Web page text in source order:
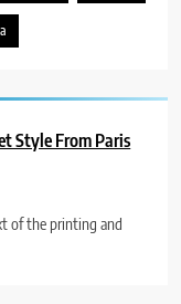
Style From Paris
of the printing and